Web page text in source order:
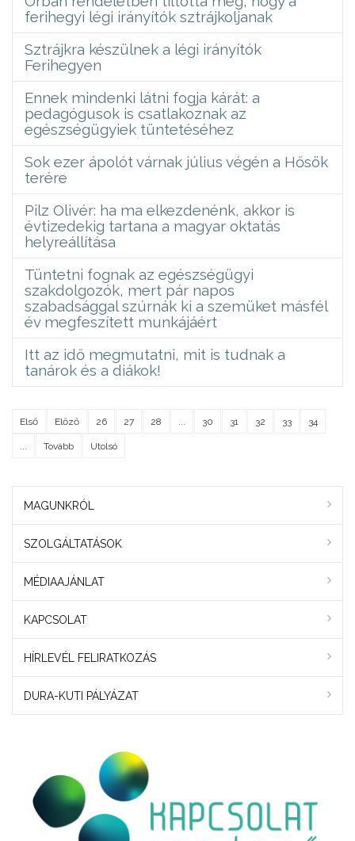
ferihegyi légi irányítók sztrájkoljanak
Sztrájkra készülnek a légi irányítók
Ferihegyen
Ennek mindenki látni fogja kárát: a
pedagógusok is csatlakoznak az
egészségügyiek tüntetéséhez
Sok ezer ápolót várnak július végén a Hősök
terére
Pilz Olivér: ha ma elkezdenénk, akkor is
évtizedekig tartana a magyar oktatás
helyreállítása
Tüntetni fognak az egészségügyi
szakdolgozók, mert pár napos
szabadsággal szúrnák ki a szemüket másfél
év megfeszített munkájáért
Itt az idő megmutatni, mit is tudnak a
tanárok és a diákok!
Első Előző 26 27 28 30 31 32 33 34
Tovább Utolsó
MAGUNKRÓL
SZOLGÁLTATÁSOK
MÉDIAAJÁNLAT
KAPCSOLAT
HÍRLEVÉL FELIRATKOZÁS
DURA-KUTI PÁLYÁZAT